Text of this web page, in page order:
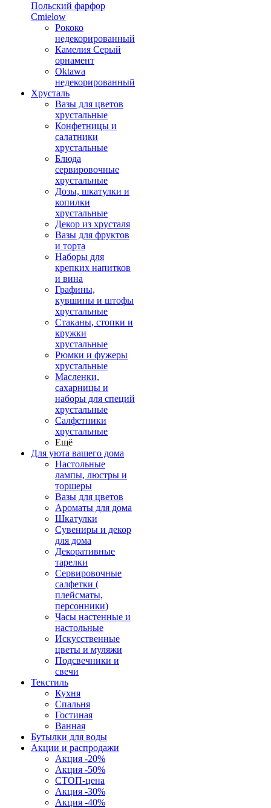
Польский фарфор
Сmielow
Рококо
недекорированный
Камелия Серый
орнамент
Oktawa
недекорированный
Хрусталь
Вазы для цветов
хрустальные
Конфетницы и
салатники
хрустальные
Блюда
сервировочные
хрустальные
Дозы, шкатулки и
копилки
хрустальные
Декор из хрусталя
Вазы для фруктов
и торта
Наборы для
крепких напитков
и вина
Графины,
кувшины и штофы
хрустальные
Стаканы, стопки и
кружки
хрустальные
Рюмки и фужеры
хрустальные
Масленки,
сахарницы и
наборы для специй
хрустальные
Салфетники
хрустальные
Ещё
Для уюта вашего дома
Настольные
лампы, люстры и
торшеры
Вазы для цветов
Ароматы для дома
Шкатулки
Сувениры и декор
для дома
Декоративные
тарелки
Сервировочные
салфетки (
плейсматы,
персонники)
Часы настенные и
настольные
Искусственные
цветы и муляжи
Подсвечники и
свечи
Текстиль
Кухня
Спальня
Гостиная
Ванная
Бутылки для воды
Акции и распродажи
Акция -20%
Акция -50%
СТОП-цена
Акция -30%
Акция -40%